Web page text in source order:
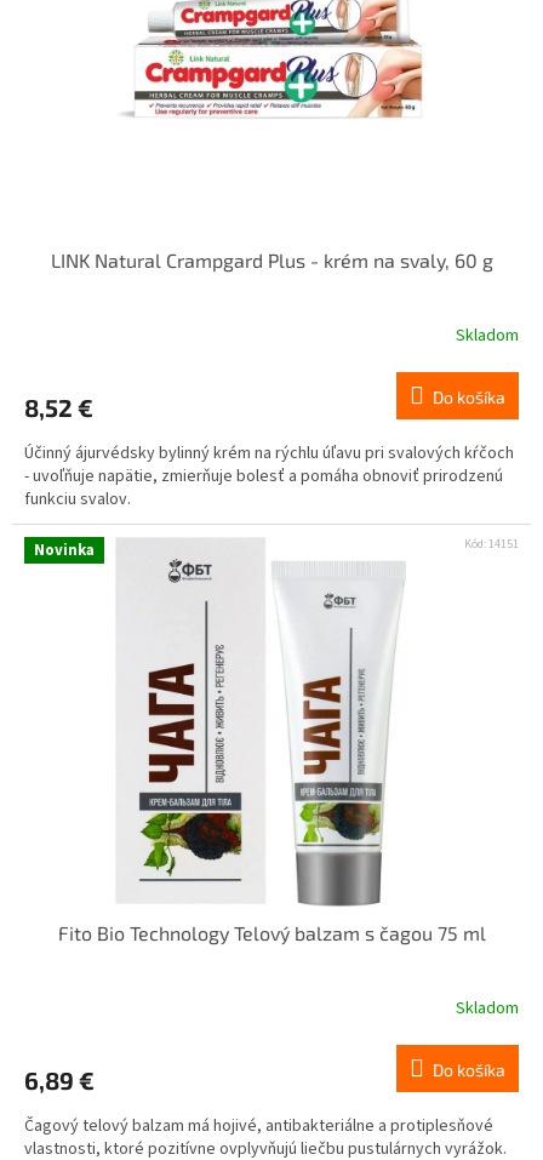
LINK Natural Crampgard Plus - krém na svaly, 60 g
Skladom
8,52 € Do košíka
Účinný ájurvédsky bylinný krém na rýchlu úľavu pri svalových kŕčoch
- uvoľňuje napätie, zmierňuje bolesť a pomáha obnoviť prirodzenú
funkciu svalov.
Novinka
Fito Bio Technology Telový balzam s čagou 75 ml
Skladom
6,89 € Do košíka
Čagový telový balzam má hojivé, antibakteriálne a protiplesňové
vlastnosti, ktoré pozitívne ovplyvňujú liečbu pustulárnych vyrážok.
Kód: 14151